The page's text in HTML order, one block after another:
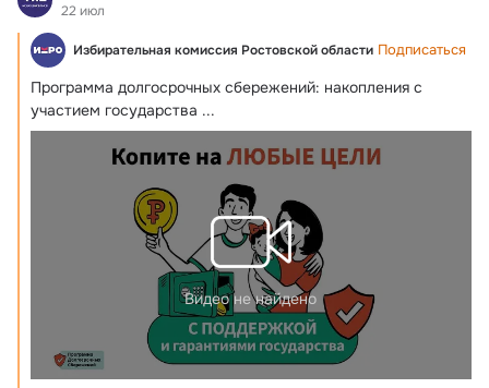
22 июл
Избирательная комиссия Ростовской области Подписаться
Программа долгосрочных сбережений: накопления с
участием государства ...
Видео не найдено